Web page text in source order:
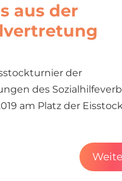
aus der
der
des
am Platz der